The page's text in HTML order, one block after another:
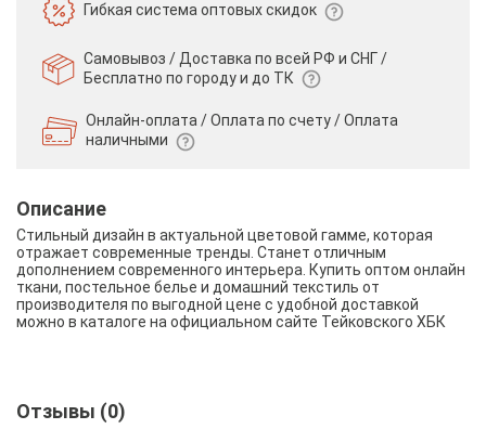
Гибкая системаоптовых скидок
Самовывоз / Доставка по всей РФ и СНГ /
Бесплатно по городу и до ТК
Онлайн-оплата / Оплата по счету /Оплата
наличными
Описание
Стильный дизайн в актуальной цветовой гамме, которая
отражает современные тренды. Станет отличным
дополнением современного интерьера. Купить оптом онлайн
ткани, постельное белье и домашний текстиль от
производителя по выгодной цене с удобной доставкой
можно в каталоге на официальном сайте Тейковского ХБК
Отзывы (0)